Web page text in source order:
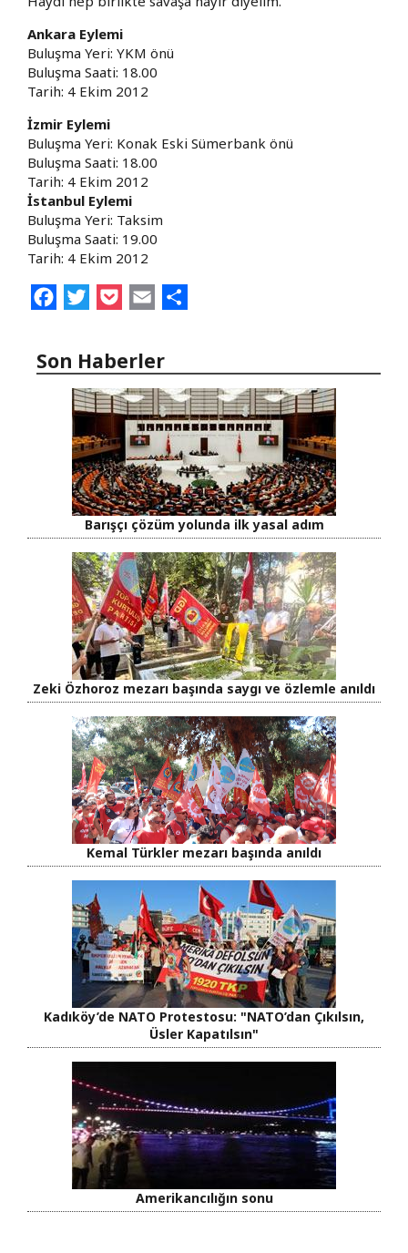
Ankara Eylemi
Buluşma Yeri: YKM önü
Buluşma Saati: 18.00
Tarih: 4 Ekim 2012
İzmir Eylemi
Buluşma Yeri: Konak Eski Sümerbank önü
Buluşma Saati: 18.00
Tarih: 4 Ekim 2012
İstanbul Eylemi
Buluşma Yeri: Taksim
Buluşma Saati: 19.00
Tarih: 4 Ekim 2012
FacebookTwitterPocketEmail
Son Haberler
Barışçı çözüm yolunda ilk yasal adım
Zeki Özhoroz mezarı başında saygı ve özlemle anıldı
Kemal Türkler mezarı başında anıldı
Kadıköy’de NATO Protestosu: "NATO’dan Çıkılsın,
Üsler Kapatılsın"
Amerikancılığın sonu